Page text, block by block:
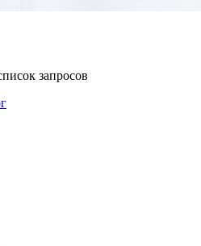
запросов